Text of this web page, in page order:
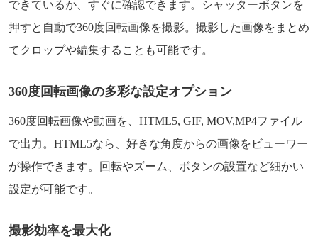
できているか、すぐに確認できます。シャッターボタンを
押すと自動で360度回転画像を撮影。撮影した画像をまとめ
てクロップや編集することも可能です。
360度回転画像の多彩な設定オプション
360度回転画像や動画を、HTML5, GIF, MOV,MP4ファイル
で出力。HTML5なら、好きな角度からの画像をビューワー
が操作できます。回転やズーム、ボタンの設置など細かい
設定が可能です。
撮影効率を最大化